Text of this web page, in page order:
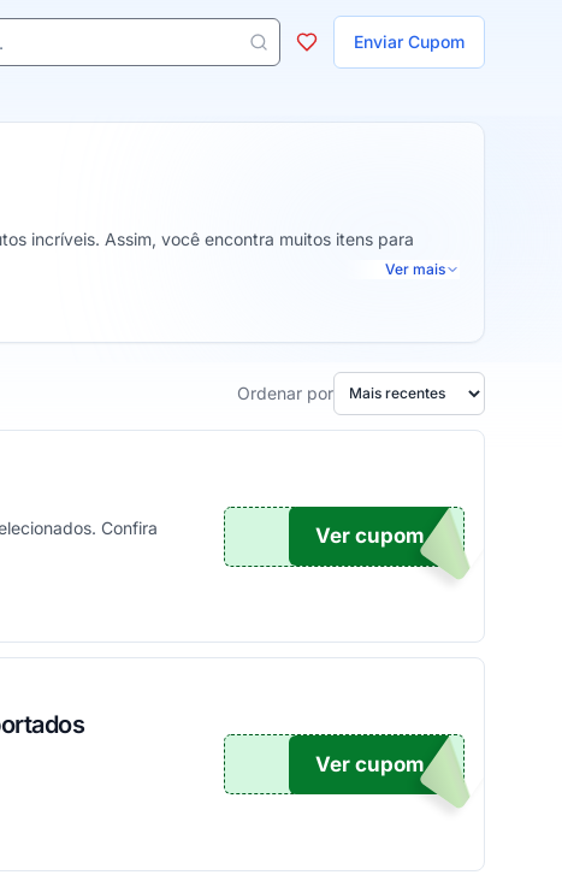
Enviar Cupom
incríveis. Assim, você encontra muitos itens para
Ver mais
Ordenar por
Confira
15
Ver cupom
EW
Ver cupom